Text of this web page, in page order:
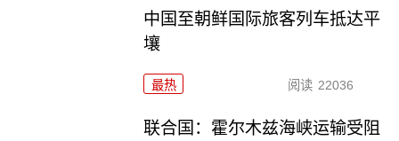
中国至朝鲜国际旅客列车抵达平
壤
最热 阅读 22036
联合国：霍尔木兹海峡运输受阻